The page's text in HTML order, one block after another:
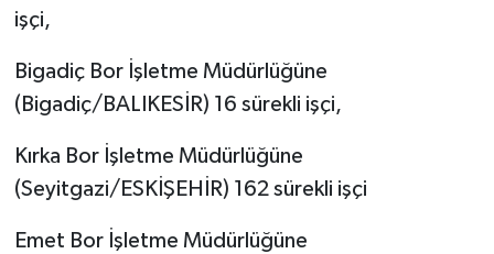
işçi,
Bigadiç Bor İşletme Müdürlüğüne
(Bigadiç/BALIKESİR) 16 sürekli işçi,
Kırka Bor İşletme Müdürlüğüne
(Seyitgazi/ESKİŞEHİR) 162 sürekli işçi
Emet Bor İşletme Müdürlüğüne